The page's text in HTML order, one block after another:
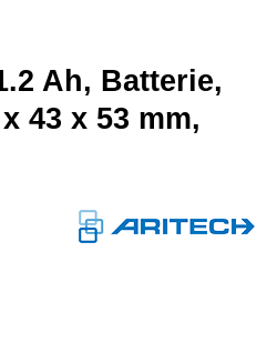
Ah, Batterie,
43 x 53 mm,